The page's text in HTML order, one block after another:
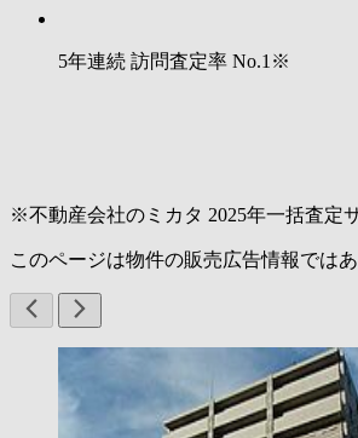
5年連続 訪問査定率 No.1 ※
※不動産会社のミカタ 2025年一括査定
このページは物件の販売広告情報では